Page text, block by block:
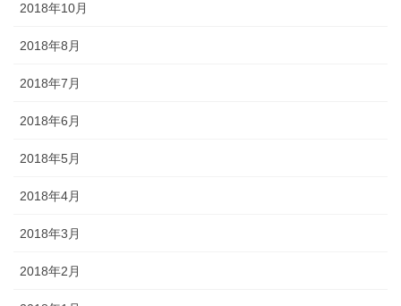
2018年10月
2018年8月
2018年7月
2018年6月
2018年5月
2018年4月
2018年3月
2018年2月